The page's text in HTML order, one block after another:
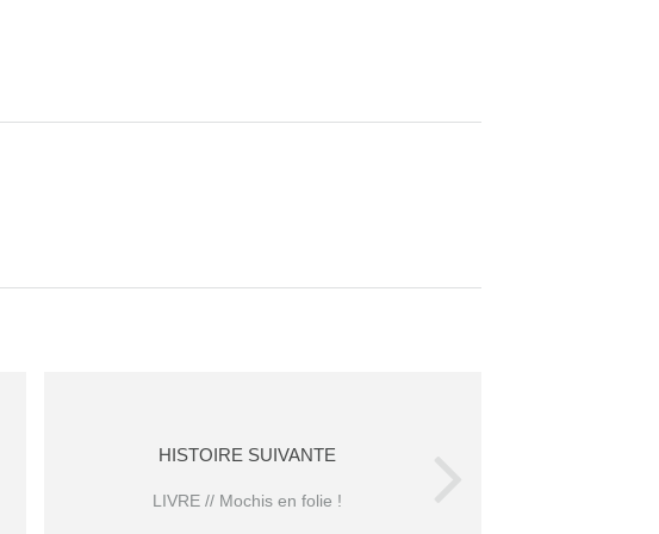
HISTOIRE SUIVANTE
LIVRE // Mochis en folie !